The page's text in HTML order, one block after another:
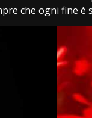
che ogni fine è